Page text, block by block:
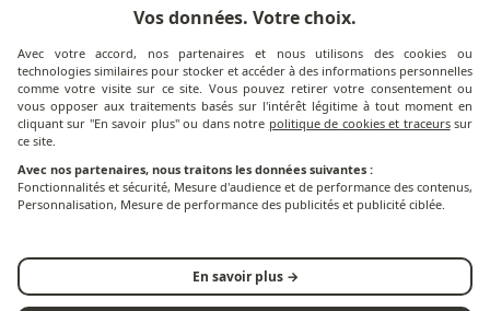
Premium und Origin
Trolley Tasche
Abdeckung für
Basiswagen und
Vos données. Votre choix.
Avec votre accord, nos partenaires et nous utilisons des cookies ou
technologies similaires pour stocker et accéder à des informations personnelles
comme votre visite sur ce site. Vous pouvez retirer votre consentement ou
vous opposer aux traitements basés sur l'intérêt légitime à tout moment en
cliquant sur "En savoir plus" ou dans notre politique de cookies et traceurssur
ce site.
Avec nos partenaires, nous traitons les données suivantes :
Fonctionnalités et sécurité, Mesure d'audience et de performance des contenus,
Personnalisation, Mesure de performance des publicités et publicité ciblée.
En savoir plus →